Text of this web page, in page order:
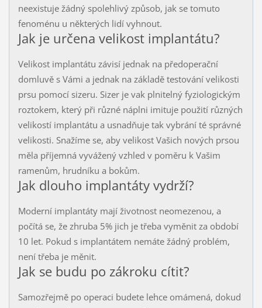
neexistuje žádný spolehlivý způsob, jak se tomuto
fenoménu u některých lidí vyhnout.
Jak je určena velikost implantátu?
Velikost implantátu závisí jednak na předoperační
domluvě s Vámi a jednak na základě testování velikosti
prsu pomocí sizeru. Sizer je vak plnitelný fyziologickým
roztokem, který při různé náplni imituje použití různých
velikostí implantátu a usnadňuje tak vybrání té správné
velikosti. Snažíme se, aby velikost Vašich nových prsou
měla příjemná vyvážený vzhled v poměru k Vašim
ramenům, hrudníku a bokům.
Jak dlouho implantáty vydrží?
Moderní implantáty mají životnost neomezenou, a
počítá se, že zhruba 5% jich je třeba vyměnit za období
10 let. Pokud s implantátem nemáte žádný problém,
není třeba je měnit.
Jak se budu po zákroku cítit?
Samozřejmě po operaci budete lehce omámená, dokud